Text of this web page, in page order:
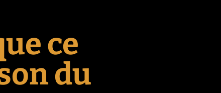
ce
du